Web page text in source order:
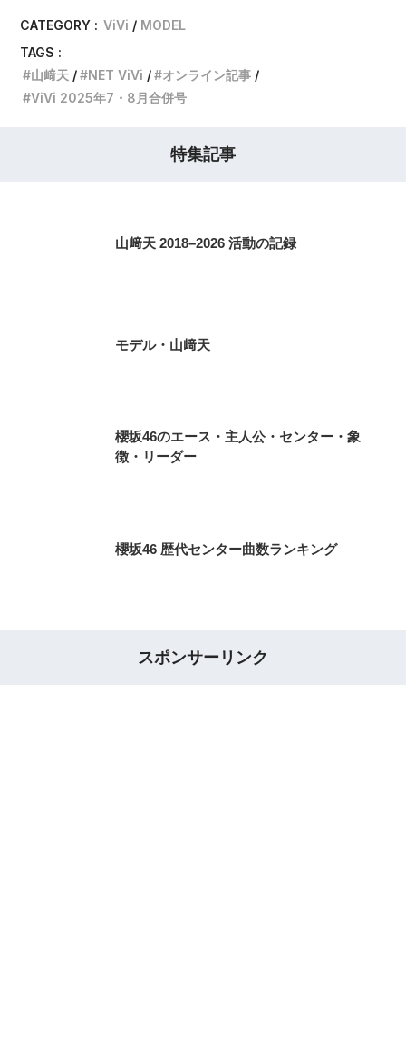
CATEGORY : ViVi
MODEL
TAGS :
山﨑天
NET ViVi
オンライン記事
ViVi 2025年7・8月合併号
特集記事
山﨑天 2018–2026 活動の記録
モデル・山﨑天
櫻坂46のエース・主人公・センター・象
徴・リーダー
櫻坂46 歴代センター曲数ランキング
スポンサーリンク